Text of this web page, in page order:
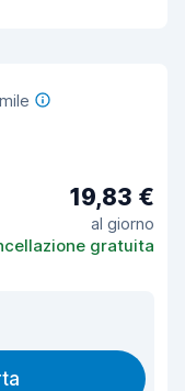
19,83 €
al giorno
gratuita